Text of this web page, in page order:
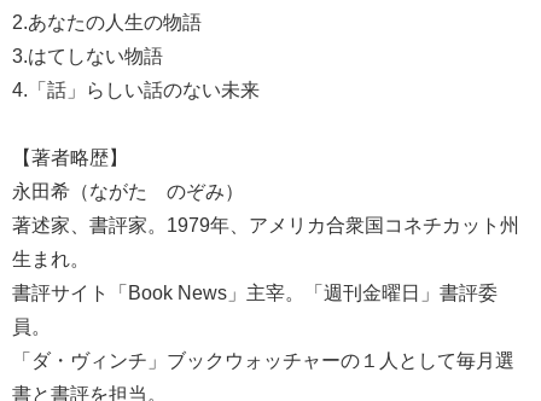
2.あなたの人生の物語
3.はてしない物語
4.「話」らしい話のない未来
【著者略歴】
永田希（ながた のぞみ）
著述家、書評家。1979年、アメリカ合衆国コネチカット州
生まれ。
書評サイト「Book News」主宰。「週刊金曜日」書評委
員。
「ダ・ヴィンチ」ブックウォッチャーの１人として毎月選
書と書評を担当。